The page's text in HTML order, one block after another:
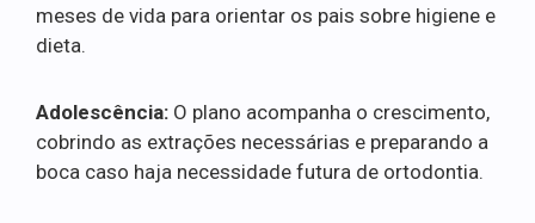
meses de vida para orientar os pais sobre higiene e
dieta.
Adolescência: O plano acompanha o crescimento,
cobrindo as extrações necessárias e preparando a
boca caso haja necessidade futura de ortodontia.